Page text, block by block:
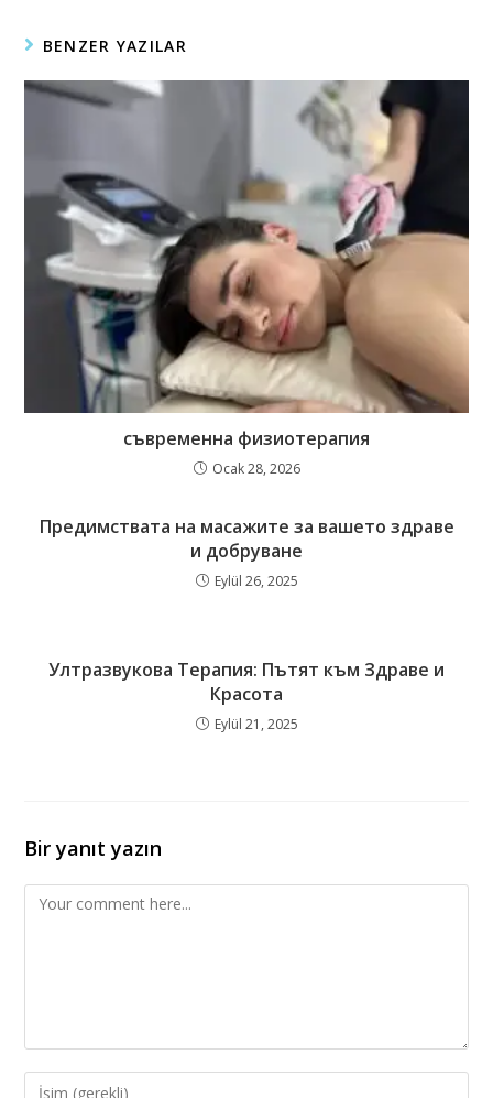
BENZER YAZILAR
съвременна физиотерапия
Ocak 28, 2026
Предимствата на масажите за вашето здраве
и добруване
Eylül 26, 2025
Ултразвукова Терапия: Пътят към Здраве и
Красота
Eylül 21, 2025
Bir yanıt yazın